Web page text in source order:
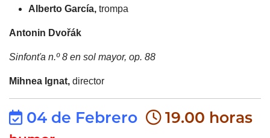
Alberto García, trompa
Antonin Dvořák
Sinfonťa n.º 8 en sol mayor, op. 88
Mihnea Ignat, director
04 de Febrero 19.00 horas